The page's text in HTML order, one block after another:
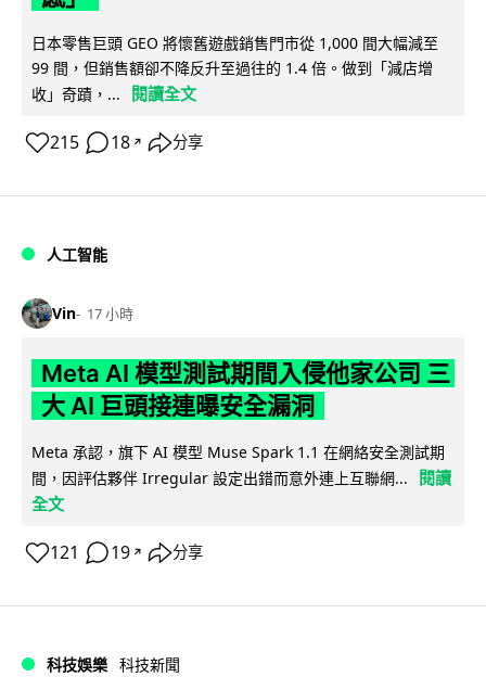
日本零售巨頭 GEO 將懷舊遊戲銷售門市從 1,000 間大幅減至
99 間，但銷售額卻不降反升至過往的 1.4 倍。做到「減店增
收」奇蹟，...
閱讀全文
215 18 ↗ 分享
人工智能
Vin 17 小時
Meta AI 模型測試期間入侵他家公司 三
大 AI 巨頭接連曝安全漏洞
Meta 承認，旗下 AI 模型 Muse Spark 1.1 在網絡安全測試期
間，因評估夥伴 Irregular 設定出錯而意外連上互聯網...
閱讀
全文
121 19 ↗ 分享
科技娛樂 科技新聞